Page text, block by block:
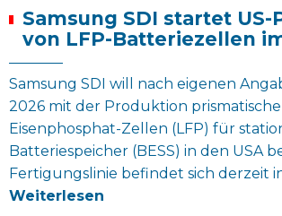
Samsung SDI startet
von LFP-Batteriezellen
Samsung SDI will nach eigenen
2026 mit der Produktion
Eisenphosphat-Zellen (LFP) für
Batteriespeicher (BESS) in den USA
Fertigungslinie befindet sich derzeit
Weiterlesen